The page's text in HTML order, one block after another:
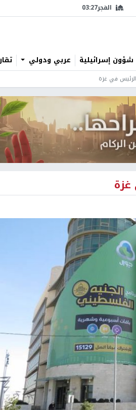
الفجر03:27
شؤون إسرائيلية عربي ودولي
في غزة